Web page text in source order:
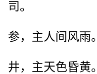
司。
参，主人间风雨
井，主天色昏黄